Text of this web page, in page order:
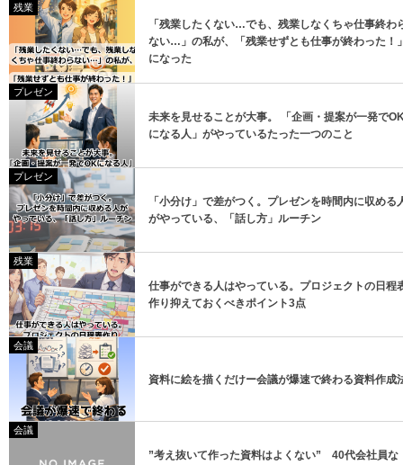
残業
「残業したくない…でも、残業しなくちゃ仕事終わ
ない…」の私が、「残業せずとも仕事が終わった！
になった
プレゼン
未来を見せることが大事。 「企画・提案が一発で
になる人」がやっているたった一つのこと
プレゼン
「小分け」で差がつく。プレゼンを時間内に収める
がやっている、「話し方」ルーチン
残業
仕事ができる人はやっている。プロジェクトの日程
作り抑えておくべきポイント3点
会議
資料に絵を描くだけー会議が爆速で終わる資料作成
会議
”考え抜いて作った資料はよくない” 40代会社員な